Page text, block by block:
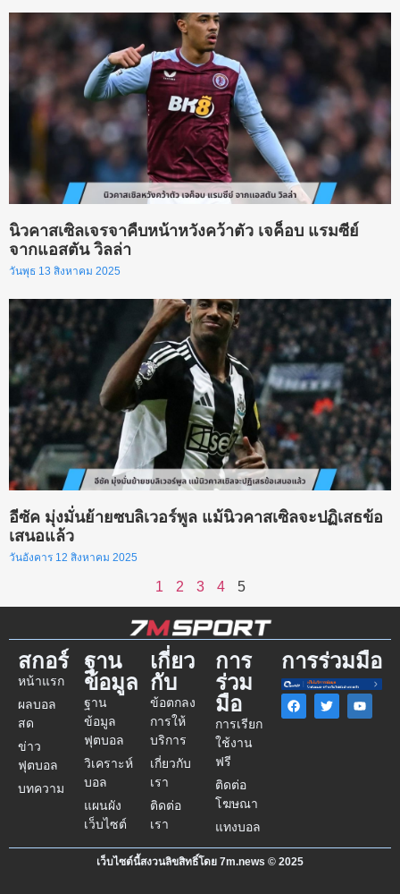
นิวคาสเซิลเจรจาคืบหน้าหวังคว้าตัว เจค็อบ แรมซีย์
จากแอสตัน วิลล่า
วันพุธ 13 สิงหาคม 2025
อีซัค มุ่งมั่นย้ายซบลิเวอร์พูล แม้นิวคาสเซิลจะปฏิเสธข้อ
เสนอแล้ว
วันอังคาร 12 สิงหาคม 2025
1 2 3 4 5
สกอร์
หน้าแรก
ผลบอล
สด
ข่าว
ฟุตบอล
บทความ
ฐาน
ข้อมูล
ฐาน
ข้อมูล
ฟุตบอล
วิเคราะห์
บอล
แผนผัง
เว็บไซต์
เกี่ยว
กับ
ข้อตกลง
การให้
บริการ
เกี่ยวกับ
เรา
ติดต่อ
เรา
การ
ร่วม
มือ
การเรียก
ใช้งาน
ฟรี
ติดต่อ
โฆษณา
แทงบอล
การร่วมมือ
เว็บไซต์นี้สงวนลิขสิทธิ์โดย 7m.news © 2025